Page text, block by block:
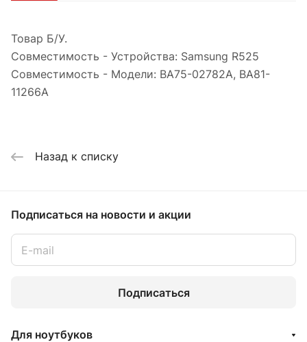
Товар Б/У.
Совместимость - Устройства: Samsung R525
Совместимость - Модели: BA75-02782A, BA81-
11266A
Назад к списку
Подписаться на новости и акции
Подписаться
Для ноутбуков